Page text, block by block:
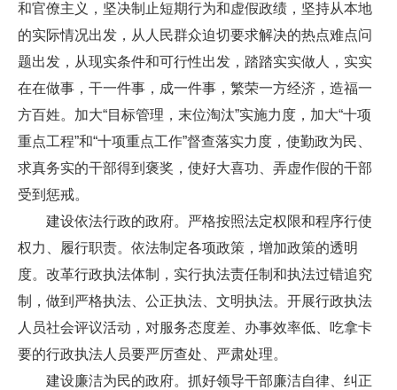
和官僚主义，坚决制止短期行为和虚假政绩，坚持从本地
的实际情况出发，从人民群众迫切要求解决的热点难点问
题出发，从现实条件和可行性出发，踏踏实实做人，实实
在在做事，干一件事，成一件事，繁荣一方经济，造福一
方百姓。加大“目标管理，末位淘汰”实施力度，加大“十项
重点工程”和“十项重点工作”督查落实力度，使勤政为民、
求真务实的干部得到褒奖，使好大喜功、弄虚作假的干部
受到惩戒。
建设依法行政的政府。严格按照法定权限和程序行使
权力、履行职责。依法制定各项政策，增加政策的透明
度。改革行政执法体制，实行执法责任制和执法过错追究
制，做到严格执法、公正执法、文明执法。开展行政执法
人员社会评议活动，对服务态度差、办事效率低、吃拿卡
要的行政执法人员要严厉查处、严肃处理。
建设廉洁为民的政府。抓好领导干部廉洁自律、纠正